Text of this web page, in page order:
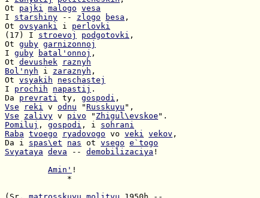
Ot pajki malogo vesa
I starshiny -- zlogo besa
Ot ovsyanki i perlovki
(17) I stroevoj podgotovki
Ot guby garnizonnoj
I guby batal'onnoj
Ot devushek
raznyh
Bol'nyh i zaraznyh
Ot vsyakih
neschastej
I prochih napastij
Da prevrati ty, gospodi
Vse
reki v odnu "Russkuyu
Vse
zalivy v pivo " Zhigul\evskoe
Pomiluj , gospodi , i sohrani
Raba tvoego ryadovogo vo veki vekov
Da i spas\et nas ot vsego e`togo
Svyataya deva -- demobilizaciya !
Amin'
             *